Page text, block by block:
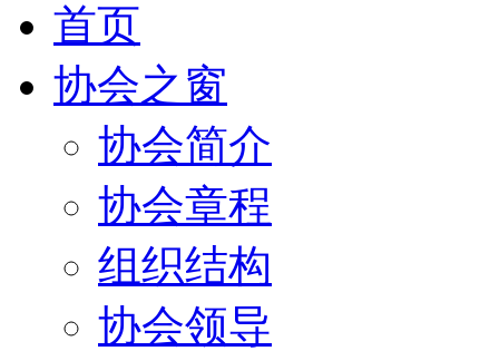
首页
协会之窗
协会简介
协会章程
组织结构
协会领导